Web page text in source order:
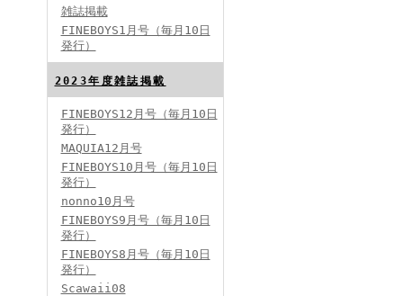
FINEBOYS2024年2月号
2024分バックナンバー
2023分バックナンバー
2022年分バックナンバー
2019年分バックナンバー
2018年分バックナンバー
2017年分バックナンバー
2016年分バックナンバー
雑誌掲載
FINEBOYS1月号（毎月10日
発行）
2023年度雑誌掲載
FINEBOYS12月号（毎月10日
発行）
MAQUIA12月号
FINEBOYS10月号（毎月10日
発行）
nonno10月号
FINEBOYS9月号（毎月10日
発行）
FINEBOYS8月号（毎月10日
発行）
Scawaii08